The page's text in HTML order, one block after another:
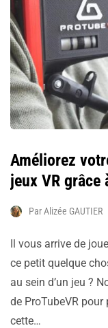
Améliorez
jeux VR grâce
ParAlizée GAUTIER
Il vous arrive de
ce petit quelque
au sein d’un jeu ?
de ProTubeVR pour
cette…